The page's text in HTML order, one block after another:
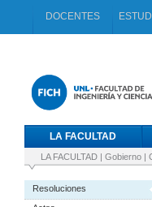
DOCENTES
LA FACULTAD
LA FACULTAD | Gobierno |
Resoluciones